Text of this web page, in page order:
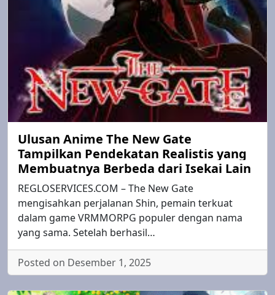
Ulusan Anime The New Gate
Tampilkan Pendekatan Realistis yang
Membuatnya Berbeda dari Isekai Lain
REGLOSERVICES.COM – The New Gate
mengisahkan perjalanan Shin, pemain terkuat
dalam game VRMMORPG populer dengan nama
yang sama. Setelah berhasil…
Posted on Desember 1, 2025